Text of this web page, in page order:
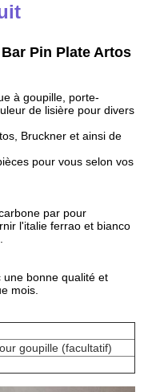
Pin Plate Artos
à goupille, porte-
de lisière pour divers
Bruckner et ainsi de
pour vous selon vos
par pour
l'italie ferrao et bianco
une bonne qualité et
mois.
goupille (facultatif)